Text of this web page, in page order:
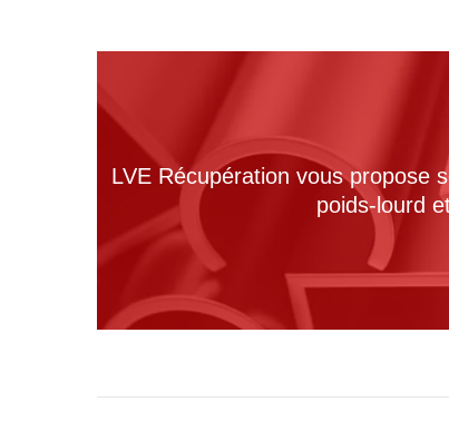
LVE Récupération vous propose
poids-lourd